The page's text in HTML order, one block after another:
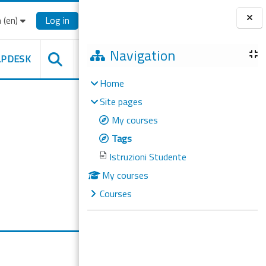
BlocksNavigation
Home
Site pages
My courses
Tags
Istruzioni Studente
My courses
Courses
Log in